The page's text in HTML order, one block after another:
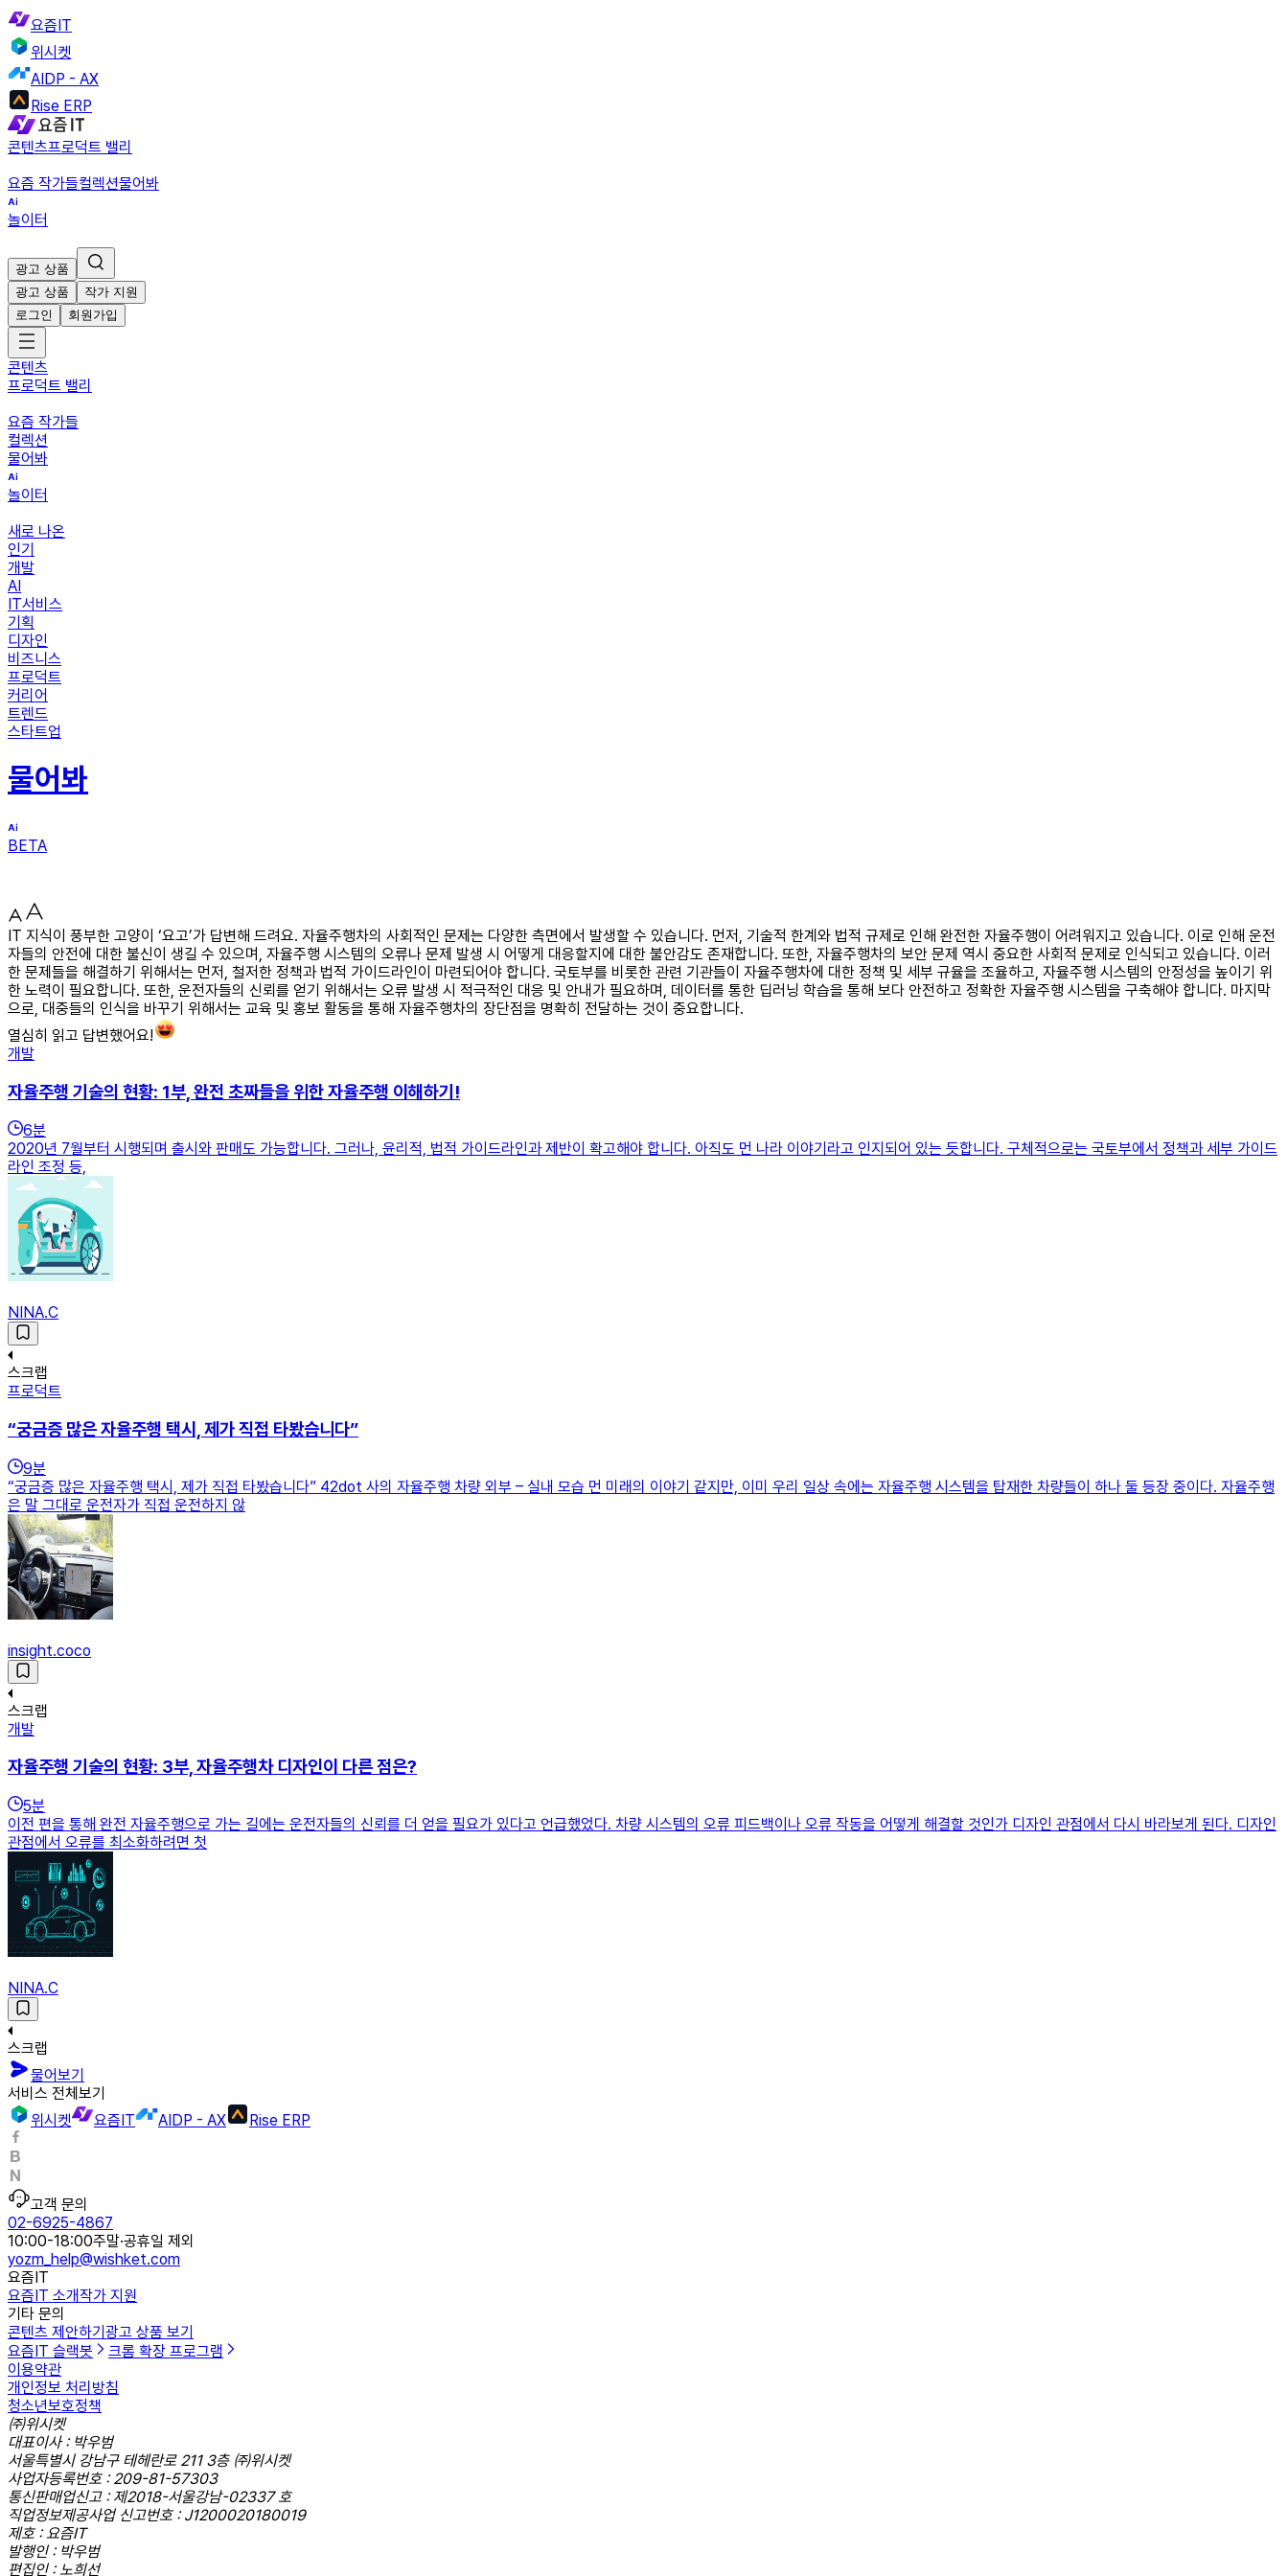
요즘IT
위시켓
AIDP - AX
Rise ERP
콘텐츠프로덕트 밸리
요즘 작가들컬렉션물어봐
놀이터
광고 상품
광고 상품
작가 지원
로그인
회원가입
콘텐츠
프로덕트 밸리
요즘 작가들
컬렉션
물어봐
놀이터
새로 나온
인기
개발
AI
IT서비스
기획
디자인
비즈니스
프로덕트
커리어
트렌드
스타트업
물어봐
BETA
IT 지식이 풍부한 고양이 ‘요고’가 답변해 드려요. 자율주행차의 사회적인 문제는 다양한 측면에서 발생할 수 있습니다. 먼저, 기술적 한계와 법적 규제로 인해 완전한 자율주행이 어려워지고 있습니다. 이로 인해 운전
자들의 안전에 대한 불신이 생길 수 있으며, 자율주행 시스템의 오류나 문제 발생 시 어떻게 대응할지에 대한 불안감도 존재합니다. 또한, 자율주행차의 보안 문제 역시 중요한 사회적 문제로 인식되고 있습니다. 이러
한 문제들을 해결하기 위해서는 먼저, 철저한 정책과 법적 가이드라인이 마련되어야 합니다. 국토부를 비롯한 관련 기관들이 자율주행차에 대한 정책 및 세부 규율을 조율하고, 자율주행 시스템의 안정성을 높이기 위
한 노력이 필요합니다. 또한, 운전자들의 신뢰를 얻기 위해서는 오류 발생 시 적극적인 대응 및 안내가 필요하며, 데이터를 통한 딥러닝 학습을 통해 보다 안전하고 정확한 자율주행 시스템을 구축해야 합니다. 마지막
으로, 대중들의 인식을 바꾸기 위해서는 교육 및 홍보 활동을 통해 자율주행차의 장단점을 명확히 전달하는 것이 중요합니다.
열심히 읽고 답변했어요!
개발
자율주행 기술의 현황: 1부, 완전 초짜들을 위한 자율주행 이해하기!
6분
2020년 7월부터 시행되며 출시와 판매도 가능합니다. 그러나, 윤리적, 법적 가이드라인과 제반이 확고해야 합니다. 아직도 먼 나라 이야기라고 인지되어 있는 듯합니다. 구체적으로는 국토부에서 정책과 세부 가이드
라인 조정 등,
NINA.C
스크랩
프로덕트
“궁금증 많은 자율주행 택시, 제가 직접 타봤습니다”
9분
“궁금증 많은 자율주행 택시, 제가 직접 타봤습니다” 42dot 사의 자율주행 차량 외부 – 실내 모습 먼 미래의 이야기 같지만, 이미 우리 일상 속에는 자율주행 시스템을 탑재한 차량들이 하나 둘 등장 중이다. 자율주행
은 말 그대로 운전자가 직접 운전하지 않
insight.coco
스크랩
개발
자율주행 기술의 현황: 3부, 자율주행차 디자인이 다른 점은?
5분
이전 편을 통해 완전 자율주행으로 가는 길에는 운전자들의 신뢰를 더 얻을 필요가 있다고 언급했었다. 차량 시스템의 오류 피드백이나 오류 작동을 어떻게 해결할 것인가 디자인 관점에서 다시 바라보게 된다. 디자인
관점에서 오류를 최소화하려면 첫
NINA.C
스크랩
물어보기
서비스 전체보기
위시켓
요즘IT AIDP - AX Rise ERP
고객 문의
02-6925-4867
10:00-18:00주말·공휴일 제외
yozm_help@wishket.com
요즘IT
요즘IT 소개작가 지원
기타 문의
콘텐츠 제안하기 광고 상품 보기
요즘IT 슬랙봇
크롬 확장 프로그램
이용약관
개인정보 처리방침
청소년보호정책
㈜위시켓
대표이사 : 박우범
서울특별시 강남구 테헤란로 211 3층 ㈜위시켓
사업자등록번호 : 209-81-57303
통신판매업신고 : 제2018-서울강남-02337 호
직업정보제공사업 신고번호 : J1200020180019
제호 : 요즘IT
발행인 : 박우범
편집인 : 노희선